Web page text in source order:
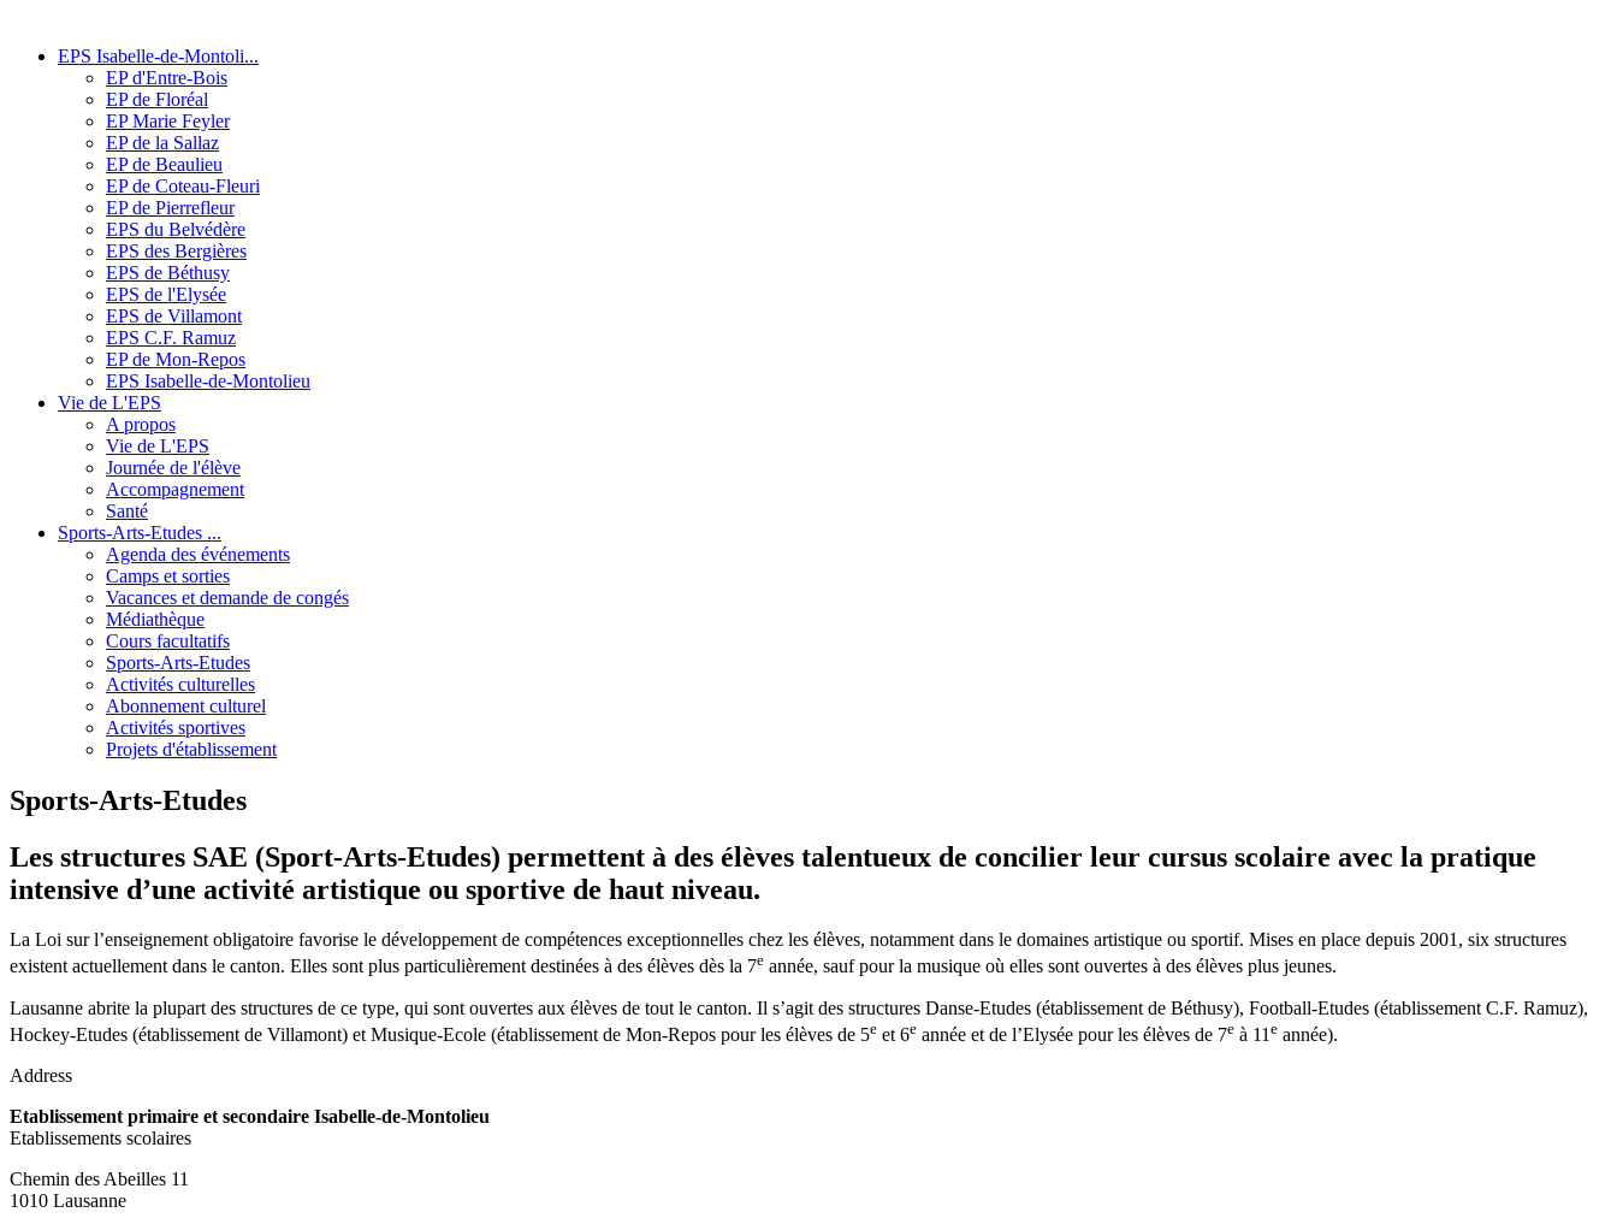
EPS Isabelle-de-Montoli...
EP d'Entre-Bois
EP de Floréal
EP Marie Feyler
EP de la Sallaz
EP de Beaulieu
EP de Coteau-Fleuri
EP de Pierrefleur
EPS du Belvédère
EPS des Bergières
EPS de Béthusy
EPS de l'Elysée
EPS de Villamont
EPS C.F. Ramuz
EP de Mon-Repos
EPS Isabelle-de-Montolieu
Vie de L'EPS
A propos
Vie de L'EPS
Journée de l'élève
Accompagnement
Santé
Sports-Arts-Etudes ...
Agenda des événements
Camps et sorties
Vacances et demande de congés
Médiathèque
Cours facultatifs
Sports-Arts-Etudes
Activités culturelles
Abonnement culturel
Activités sportives
Projets d'établissement
Sports-Arts-Etudes
Les structures SAE (Sport-Arts-Etudes) permettent à des élèves talentueux de concilier leur cursus scolaire avec la pratique
intensive d’une activité artistique ou sportive de haut niveau.
La Loi sur l’enseignement obligatoire favorise le développement de compétences exceptionnelles chez les élèves, notamment dans le domaines artistique ou sportif. Mises en place depuis 2001, six structures
existent actuellement dans le canton. Elles sont plus particulièrement destinées à des élèves dès la 7e année, sauf pour la musique où elles sont ouvertes à des élèves plus jeunes.
Lausanne abrite la plupart des structures de ce type, qui sont ouvertes aux élèves de tout le canton. Il s’agit des structures Danse-Etudes (établissement de Béthusy), Football-Etudes (établissement C.F. Ramuz),
Hockey-Etudes (établissement de Villamont) et Musique-Ecole (établissement de Mon-Repos pour les élèves de 5e et 6e année et de l’Elysée pour les élèves de 7e à 11 e année).
Address
Etablissement primaire et secondaire Isabelle-de-Montolieu
Etablissements scolaires
Chemin des Abeilles 11
1010 Lausanne